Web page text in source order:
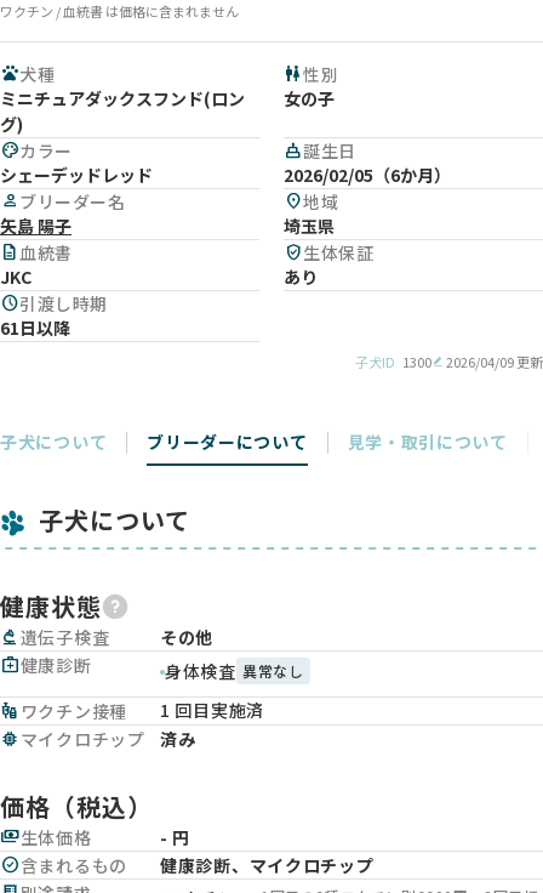
ワクチン / 血統書 は価格に含まれません
pets犬種
ミニチュアダックスフンド(ロン
グ)
wc性別
女の子
paletteカラー
シェーデッドレッド
cake誕生日
2026/02/05（6か月）
person ブリーダー名
矢島 陽子
location_on地域
埼玉県
description血統書
JKC
verified_user生体保証
あり
schedule引渡し時期
61日以降
子犬ID 1300 2026/04/09 更新
子犬について ブリーダーについて 見学・取引について
子犬について
健康状態
biotech 遺伝子検査
その他
medical_services健康診断 身体検査 異常なし
vaccines ワクチン接種
1 回目実施済
memory マイクロチップ 済み
価格（税込）
payments生体価格
- 円
check_circle含まれるもの
健康診断、マイクロチップ